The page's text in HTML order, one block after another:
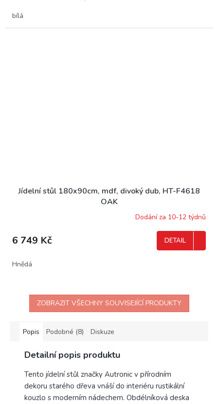
bílá
Jídelní stůl 180x90cm, mdf, divoký dub, HT-F4618
OAK
Dodání za 10-12 týdnů
6 749 Kč DETAIL
Hnědá
ZOBRAZIT VŠECHNY SOUVISEJÍCÍ PRODUKTY
Popis Podobné (8) Diskuze
Detailní popis produktu
Tento jídelní stůl značky Autronic v přírodním
dekoru starého dřeva vnáší do interiéru rustikální
kouzlo s moderním nádechem. Obdélníková deska